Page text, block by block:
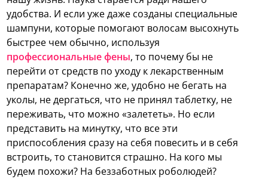
удобства. И если уже даже созданы специальные
шампуни, которые помогают волосам высохнуть
быстрее чем обычно, используя
профессиональные фены, то почему бы не
перейти от средств по уходу к лекарственным
препаратам? Конечно же, удобно не бегать на
уколы, не дергаться, что не принял таблетку, не
переживать, что можно «залететь». Но если
представить на минутку, что все эти
приспособления сразу на себя повесить и в себя
встроить, то становится страшно. На кого мы
будем похожи? На беззаботных роболюдей?